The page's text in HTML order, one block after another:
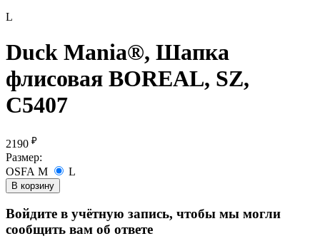
L
Duck Mania®, Шапка
флисовая BOREAL, SZ,
С5407
2190 ₽
Размер:
OSFA M L
В корзину
Войдите в учётную запись, чтобы мы могли
сообщить вам об ответе